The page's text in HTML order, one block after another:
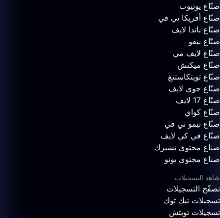
صنّاع يوتيوب
صنّاع أفريكا تي في
صنّاع باندا لايف
صنّاع بيقو
صنّاع لايف مي
صنّاع ميكتش
صنّاع تويتكاستنغ
صنّاع جوي لايف
صنّاع 17 لايف
صنّاع كواي
صنّاع نيمو تي في
صنّاع في كي لايف
صناع محتوى تشيزك
صناع محتوى يونو
شاهد التسجيلات
تصفّح التسجيلات
تسجيلات تيك توك
تسجيلات تويتش